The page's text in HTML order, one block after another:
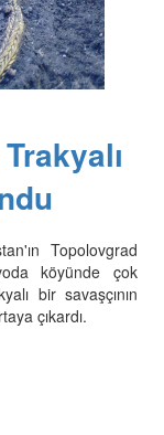
Topolovgrad
köyünde çok
bir savaşçının
çıkardı.